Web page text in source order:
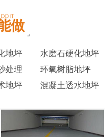
做
地坪
水磨石硬化地坪
处理
环氧树脂地坪
地坪 混凝土透水地坪